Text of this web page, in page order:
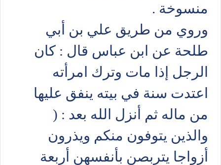
منسوخة .
وروي من طريق علي بن أبي
طلحة عن ابن عباس قال : كان
الرجل إذا مات وترك امرأته
اعتدت سنة في بيته ينفق عليها
من ماله ثم أنزل الله بعد : (
والذين يتوفون منكم ويذرون
أزواجا يتربصن بأنفسهن أربعة